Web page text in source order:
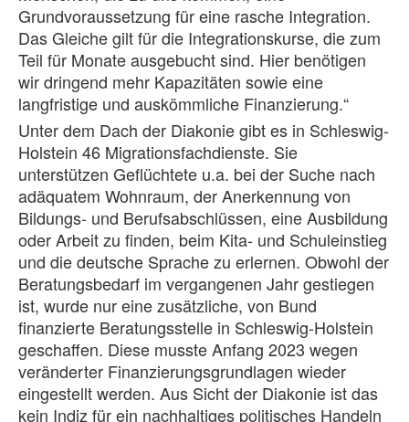
Grundvoraussetzung für eine rasche Integration.
Das Gleiche gilt für die Integrationskurse, die zum
Teil für Monate ausgebucht sind. Hier benötigen
wir dringend mehr Kapazitäten sowie eine
langfristige und auskömmliche Finanzierung.“
Unter dem Dach der Diakonie gibt es in Schleswig-
Holstein 46 Migrationsfachdienste. Sie
unterstützen Geflüchtete u.a. bei der Suche nach
adäquatem Wohnraum, der Anerkennung von
Bildungs- und Berufsabschlüssen, eine Ausbildung
oder Arbeit zu finden, beim Kita- und Schuleinstieg
und die deutsche Sprache zu erlernen. Obwohl der
Beratungsbedarf im vergangenen Jahr gestiegen
ist, wurde nur eine zusätzliche, von Bund
finanzierte Beratungsstelle in Schleswig-Holstein
geschaffen. Diese musste Anfang 2023 wegen
veränderter Finanzierungsgrundlagen wieder
eingestellt werden. Aus Sicht der Diakonie ist das
kein Indiz für ein nachhaltiges politisches Handeln